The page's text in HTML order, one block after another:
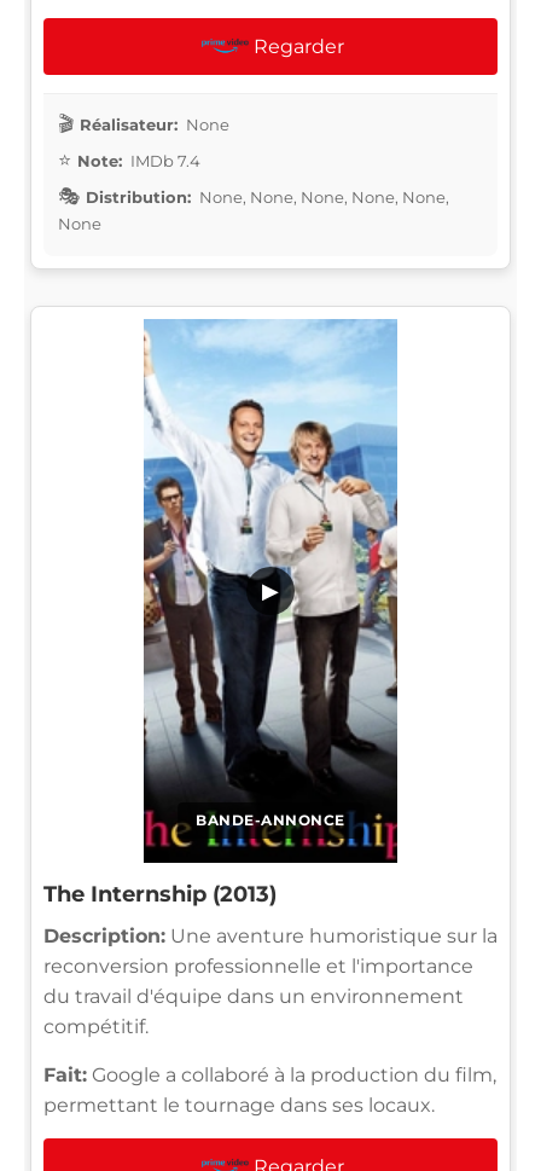
Regarder
Réalisateur: None
Note: IMDb 7.4
Distribution: None, None, None, None, None,
None
BANDE-ANNONCE
▶
The Internship (2013)
Description: Une aventure humoristique sur la
reconversion professionnelle et l'importance
du travail d'équipe dans un environnement
compétitif.
Fait: Google a collaboré à la production du film,
permettant le tournage dans ses locaux.
Regarder